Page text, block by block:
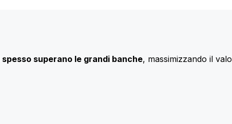
spesso superano le grandi banche, massimizzando il